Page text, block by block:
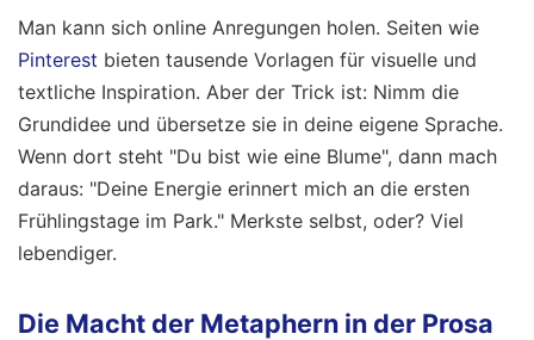
Man kann sich online Anregungen holen. Seiten wie
Pinterest bieten tausende Vorlagen für visuelle und
textliche Inspiration. Aber der Trick ist: Nimm die
Grundidee und übersetze sie in deine eigene Sprache.
Wenn dort steht "Du bist wie eine Blume", dann mach
daraus: "Deine Energie erinnert mich an die ersten
Frühlingstage im Park." Merkste selbst, oder? Viel
lebendiger.
Die Macht der Metaphern in der Prosa